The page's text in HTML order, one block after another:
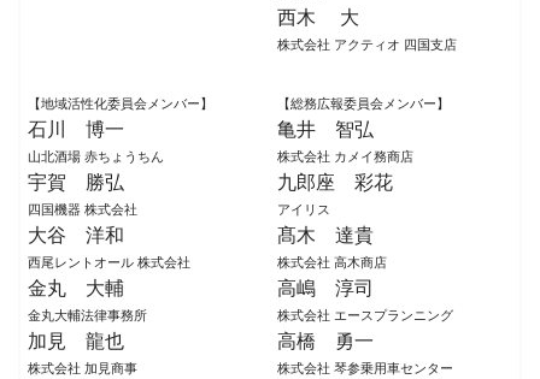
西木 大
株式会社 アクティオ 四国支店
【地域活性化委員会メンバー】
石川 博一
山北酒場 赤ちょうちん
宇賀 勝弘
四国機器 株式会社
大谷 洋和
西尾レントオール 株式会社
金丸 大輔
金丸大輔法律事務所
加見 龍也
株式会社 加見商事
【総務広報委員会メンバー】
亀井 智弘
株式会社 カメイ務商店
九郎座 彩花
アイリス
髙木 達貴
株式会社 高木商店
高嶋 淳司
株式会社 エースプランニング
高橋 勇一
株式会社 琴参乗用車センター